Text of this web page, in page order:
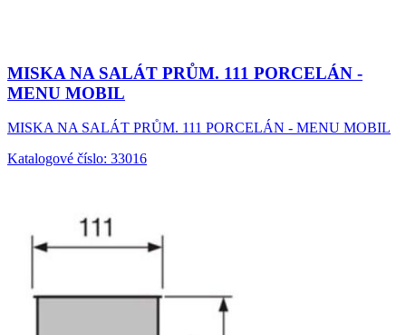
MISKA NA SALÁT PRŮM. 111 PORCELÁN -
MENU MOBIL
MISKA NA SALÁT PRŮM. 111 PORCELÁN - MENU MOBIL
Katalogové číslo: 33016